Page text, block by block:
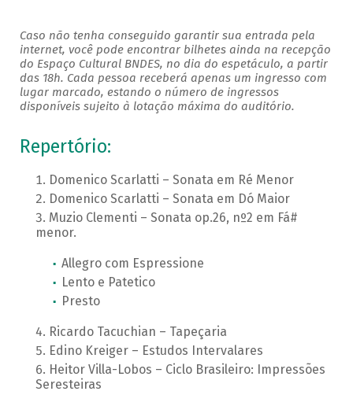
Caso não tenha conseguido garantir sua entrada pela
internet, você pode encontrar bilhetes ainda na recepção
do Espaço Cultural BNDES, no dia do espetáculo, a partir
das 18h. Cada pessoa receberá apenas um ingresso com
lugar marcado, estando o número de ingressos
disponíveis sujeito à lotação máxima do auditório.
Repertório:
Domenico Scarlatti – Sonata em Ré Menor
Domenico Scarlatti – Sonata em Dó Maior
Muzio Clementi – Sonata op.26, nº2 em Fá#
menor.
Allegro com Espressione
Lento e Patetico
Presto
Ricardo Tacuchian – Tapeçaria
Edino Kreiger – Estudos Intervalares
Heitor Villa-Lobos – Ciclo Brasileiro: Impressões
Seresteiras